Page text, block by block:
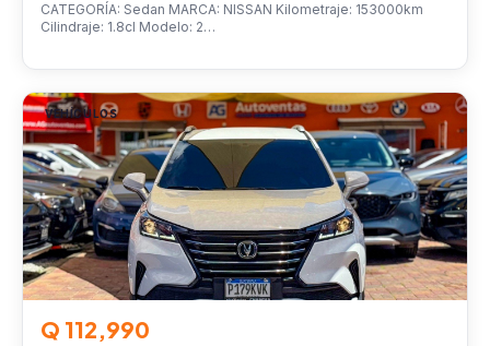
CATEGORÍA: Sedan MARCA: NISSAN Kilometraje: 153000km
Cilindraje: 1.8cl Modelo: 2…
VEHÍCULOS
Q 112,990